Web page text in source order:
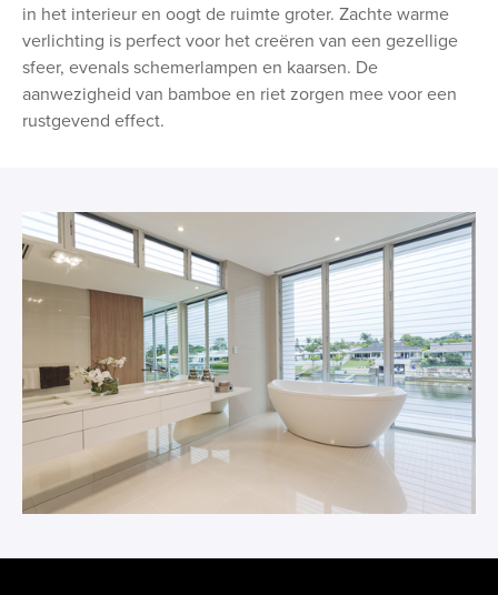
in het interieur en oogt de ruimte groter. Zachte warme
verlichting is perfect voor het creëren van een gezellige
sfeer, evenals schemerlampen en kaarsen. De
aanwezigheid van bamboe en riet zorgen mee voor een
rustgevend effect.